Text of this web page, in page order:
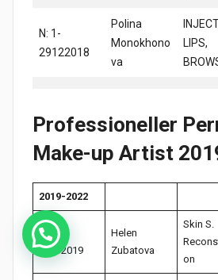
N: 1-
29122018
Polina
Monokhono
va
LIPS,
Professioneller
Make-up Artist
2019-2022
N-1-
24092019
Helen
Zubatova
Skin S.
on